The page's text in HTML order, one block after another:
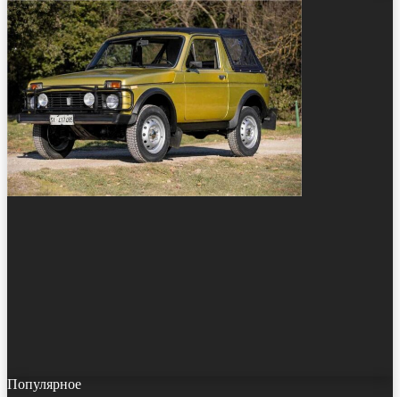
Популярное